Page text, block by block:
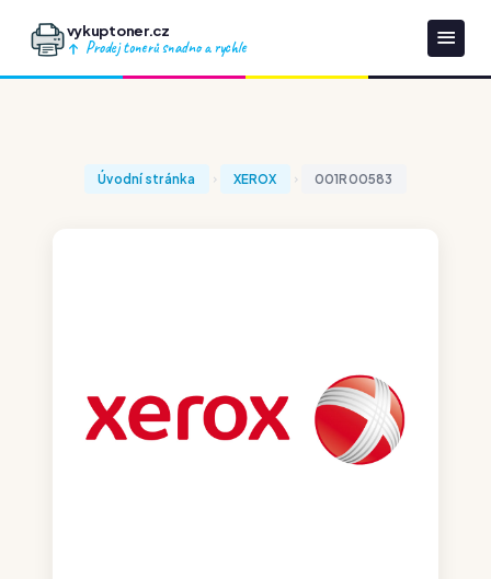
vykuptoner.cz
Prodej tonerů snadno a rychle
Úvodní stránka XEROX 001R00583